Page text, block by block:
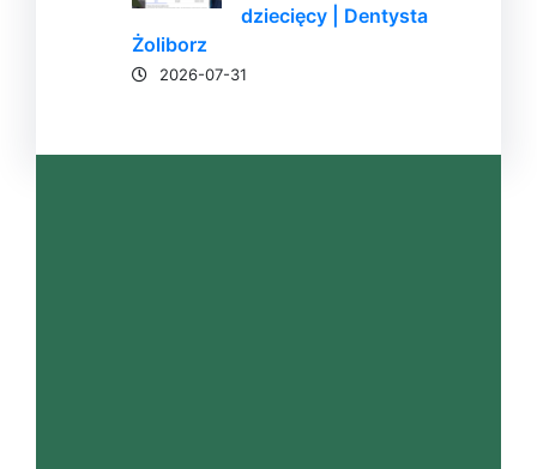
dziecięcy | Dentysta
Żoliborz
2026-07-31